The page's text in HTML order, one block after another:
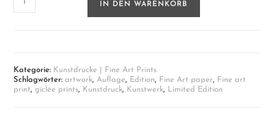
der
Fine
Art
Print
IN DEN WARENKORB
Kategorie: Kunstdrucke | Fine Art Prints
Schlagwörter:artwork,Auflage, Edition, Fine Art paper, Fine art
print,giclée prints, Kunstdruck, Kunstwerk, Limited Edition